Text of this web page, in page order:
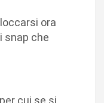
ora
snap che
cui se si